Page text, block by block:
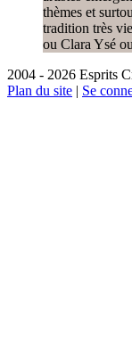
thèmes et
tradition très
ou Clara Ysé
2004 - 2026 Esprits
Plan du site | Se